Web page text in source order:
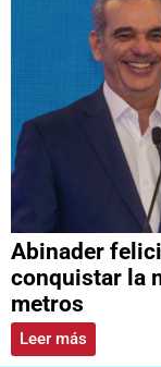
Abinader
conquistar la
metros
Leer más